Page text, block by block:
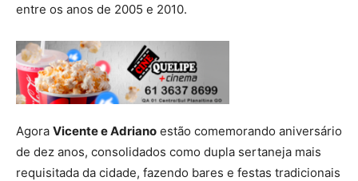
entre os anos de 2005 e 2010.
Agora Vicente e Adriano estão comemorando aniversário
de dez anos, consolidados como dupla sertaneja mais
requisitada da cidade, fazendo bares e festas tradicionais